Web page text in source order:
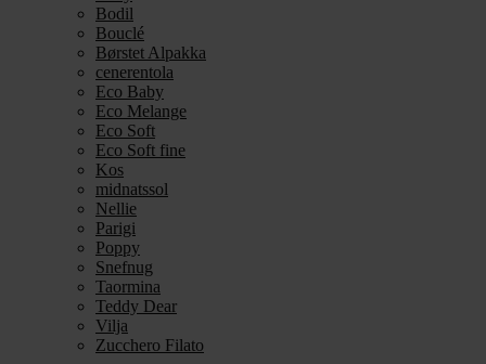
Bodil
Bouclé
Børstet Alpakka
cenerentola
Eco Baby
Eco Melange
Eco Soft
Eco Soft fine
Kos
midnatssol
Nellie
Parigi
Poppy
Snefnug
Taormina
Teddy Dear
Vilja
Zucchero Filato